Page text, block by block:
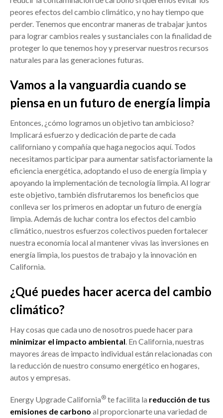
peores efectos del cambio climático, y no hay tiempo que
perder. Tenemos que encontrar maneras de trabajar juntos
para lograr cambios reales y sustanciales con la finalidad de
proteger lo que tenemos hoy y preservar nuestros recursos
naturales para las generaciones futuras.
Vamos a la vanguardia cuando se
piensa en un futuro de energía limpia
Entonces, ¿cómo logramos un objetivo tan ambicioso?
Implicará esfuerzo y dedicación de parte de cada
californiano y compañía que haga negocios aquí. Todos
necesitamos participar para aumentar satisfactoriamente la
eficiencia energética, adoptando el uso de energía limpia y
apoyando la implementación de tecnología limpia. Al lograr
este objetivo, también disfrutaremos los beneficios que
conlleva ser los primeros en adoptar un futuro de energía
limpia. Además de luchar contra los efectos del cambio
climático, nuestros esfuerzos colectivos pueden fortalecer
nuestra economía local al mantener vivas las inversiones en
energía limpia, los puestos de trabajo y la innovación en
California.
¿Qué puedes hacer acerca del cambio
climático?
Hay cosas que cada uno de nosotros puede hacer para
minimizar el impacto ambiental. En California, nuestras
mayores áreas de impacto individual están relacionadas con
la reducción de nuestro consumo energético en hogares,
autos y empresas.
Energy Upgrade California® te facilita la reducción de tus
emisiones de carbono al proporcionarte una variedad de